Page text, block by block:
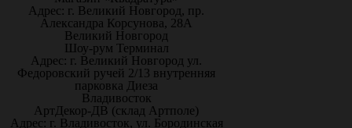
Адрес: г. Великий Новгород, пр.
Александра Корсунова, 28А
Великий Новгород
Шоу-рум Терминал
Адрес: г. Великий Новгород ул.
Федоровский ручей 2/13 внутренняя
парковка Диеза
Владивосток
АртДекор-ДВ (склад Артполе)
Адрес: г. Владивосток, ул. Бородинская